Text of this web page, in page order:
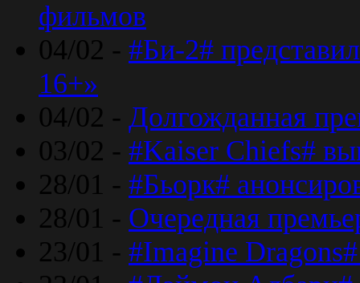
фильмов
04/02 - #Би-2#
16+»
04/02 - Долгожданная
03/02 - #Kaiser Chiefs#
28/01 - #Бьорк#
28/01 - Очередная
23/01 - #Imagine